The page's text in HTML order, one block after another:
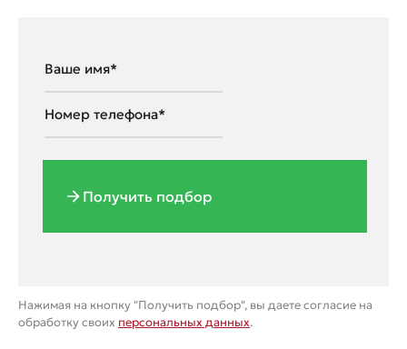
Получить подбор
Нажимая на кнопку "Получить подбор", вы даете согласие на
обработку своих персональных данных.